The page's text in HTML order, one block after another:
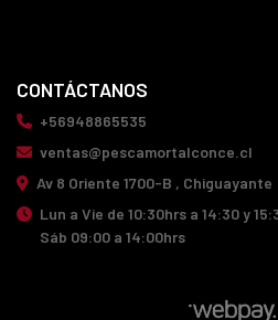
CONTÁCTANOS
+56948865535
ventas@pescamortalconce.cl
Av 8 Oriente 1700-B , Chiguayante
Lun a Vie de 10:30hrs a 14:30 y
Sáb 09:00 a 14:00hrs